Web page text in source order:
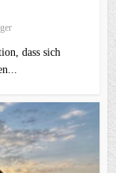
dass sich